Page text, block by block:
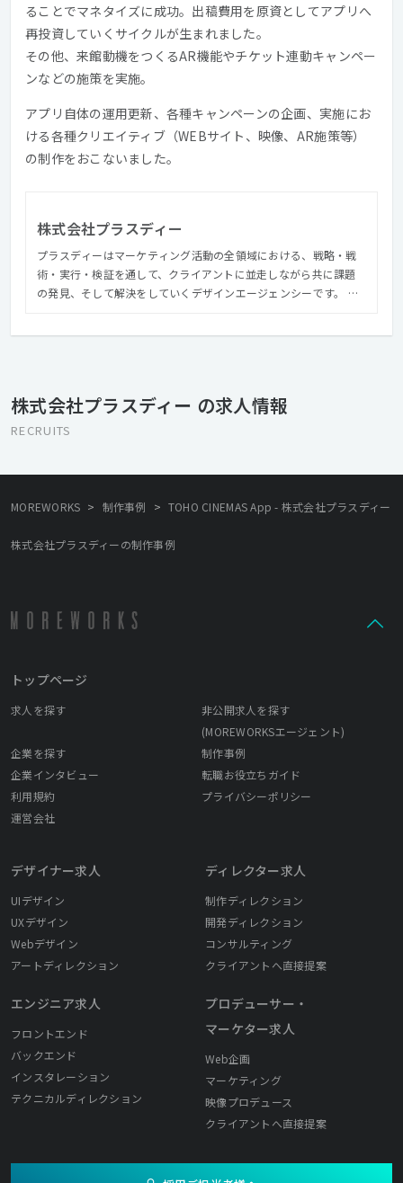
ることでマネタイズに成功。出稿費用を原資としてアプリへ
再投資していくサイクルが生まれました。
その他、来館動機をつくるAR機能やチケット連動キャンペー
ンなどの施策を実施。
アプリ自体の運用更新、各種キャンペーンの企画、実施にお
ける各種クリエイティブ（WEBサイト、映像、AR施策等）
の制作をおこないました。
株式会社プラスディー
プラスディーはマーケティング活動の全領域における、戦略・戦
術・実行・検証を通して、クライアントに並走しながら共に課題
の発見、そして解決をしていくデザインエージェンシーです。 社
株式会社プラスディー の求人情報
RECRUITS
MOREWORKS > 制作事例 > TOHO CINEMAS App - 株式会社プラスディー
株式会社プラスディーの制作事例
トップページ
求人を探す
非公開求人を探す
(MOREWORKSエージェント)
企業を探す
制作事例
企業インタビュー
転職お役立ちガイド
利用規約
プライバシーポリシー
運営会社
デザイナー求人
UIデザイン
UXデザイン
Webデザイン
アートディレクション
エンジニア求人
フロントエンド
バックエンド
インスタレーション
テクニカルディレクション
ディレクター求人
制作ディレクション
開発ディレクション
コンサルティング
クライアントへ直接提案
プロデューサー・
マーケター求人
Web企画
マーケティング
映像プロデュース
クライアントへ直接提案